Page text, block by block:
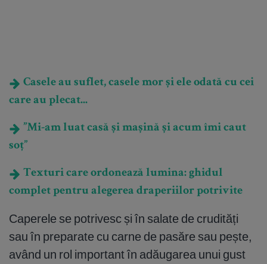
Casele au suflet, casele mor și ele odată cu cei
care au plecat...
”Mi-am luat casă și mașină și acum îmi caut
soț”
Texturi care ordonează lumina: ghidul
complet pentru alegerea draperiilor potrivite
Caperele se potrivesc și în salate de crudități
sau în preparate cu carne de pasăre sau pește,
având un rol important în adăugarea unui gust